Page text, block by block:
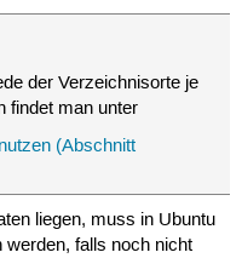
der Verzeichnisorte je
findet man unter
(Abschnitt
liegen, muss in Ubuntu
falls noch nicht